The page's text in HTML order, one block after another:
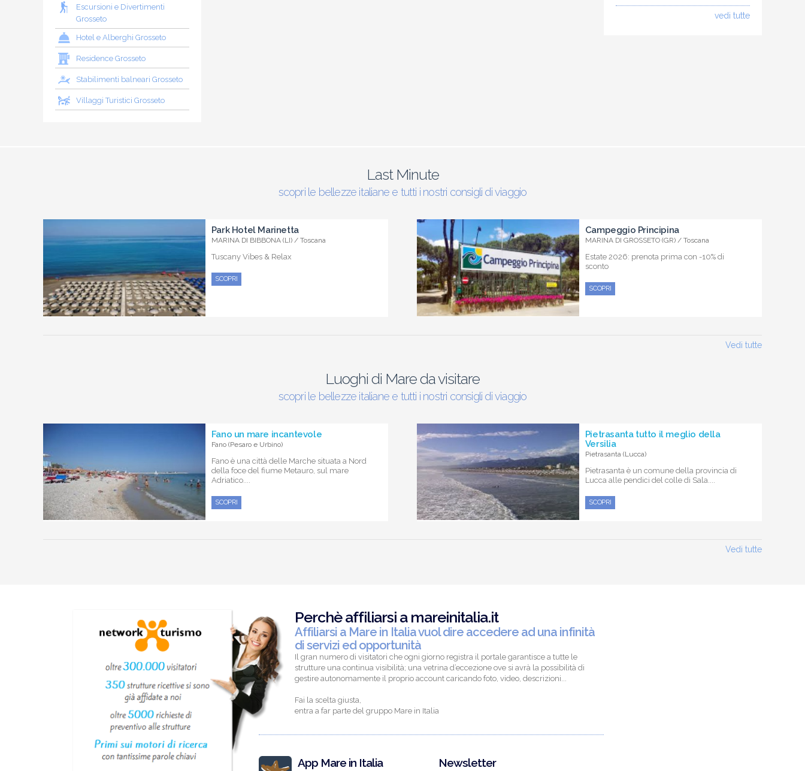
Escursioni e Divertimenti
Grosseto
Hotel e Alberghi Grosseto
Residence Grosseto
Stabilimenti balneari Grosseto
Villaggi Turistici Grosseto
vedi tutte
Last Minute
scopri le bellezze italiane e tutti i nostri consigli di viaggio
Park Hotel Marinetta
MARINA DI BIBBONA (LI) / Toscana
Tuscany Vibes & Relax
SCOPRI
Campeggio Principina
MARINA DI GROSSETO (GR) / Toscana
Estate 2026: prenota prima con -10% di
sconto
SCOPRI
Vedi tutte
Luoghi di Mare da visitare
scopri le bellezze italiane e tutti i nostri consigli di viaggio
Fano un mare incantevole
Fano (Pesaro e Urbino)
Fano è una città delle Marche situata a Nord
della foce del fiume Metauro, sul mare
Adriatico....
SCOPRI
Pietrasanta tutto il meglio della
Versilia
Pietrasanta (Lucca)
Pietrasanta è un comune della provincia di
Lucca alle pendici del colle di Sala....
SCOPRI
Vedi tutte
Perchè affiliarsi a mareinitalia.it
Affiliarsi a Mare in Italia vuol dire accedere ad una infinità
di servizi ed opportunità
Il gran numero di visitatori che ogni giorno registra il portale garantisce a tutte le
strutture una continua visibilità; una vetrina d’eccezione ove si avrà la possibilità di
gestire autonomamente il proprio account caricando foto, video, descrizioni...
Fai la scelta giusta,
entra a far parte del gruppo Mare in Italia
App Mare in Italia Newsletter